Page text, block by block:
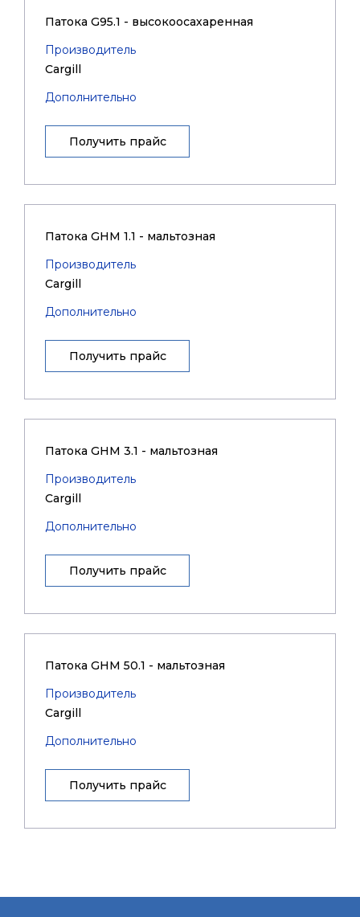
Патока G95.1 - высокоосахаренная
Производитель
Cargill
Дополнительно
Получить прайс
Патока GHM 1.1 - мальтозная
Производитель
Cargill
Дополнительно
Получить прайс
Патока GHM 3.1 - мальтозная
Производитель
Cargill
Дополнительно
Получить прайс
Патока GHM 50.1 - мальтозная
Производитель
Cargill
Дополнительно
Получить прайс